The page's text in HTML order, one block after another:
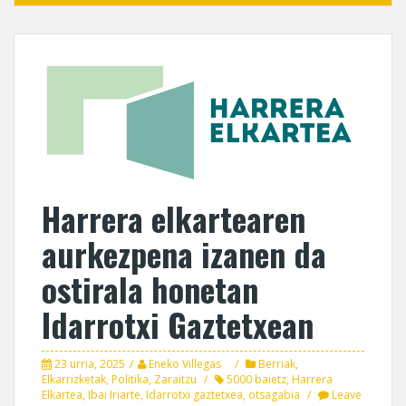
Harrera elkartearen
aurkezpena izanen da
ostirala honetan
Idarrotxi Gaztetxean
23 urria, 2025 Eneko Villegas Berriak,
Elkarrizketak,Politika, Zaraitzu 5000 baietz,Harrera
Elkartea,Ibai Iriarte,Idarrotxi gaztetxea, otsagabia
Leave